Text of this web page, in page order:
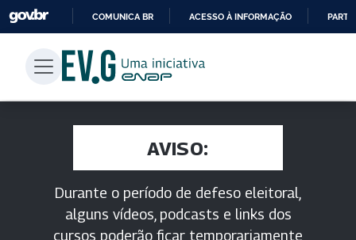
PARA
CONTEÚDO
COMUNICA BR ACESSO À INFORMAÇÃO
AVISO:
Durante o período de defeso eleitoral,
alguns vídeos, podcasts e links dos
cursos poderão ficar temporariamente